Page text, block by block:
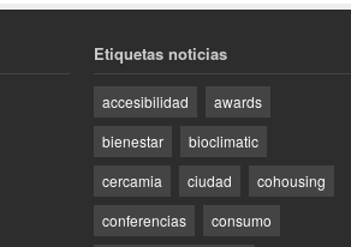
Etiquetas noticias
accesibilidad
awards
bienestar
bioclimatic
cercamia
ciudad
cohousing
conferencias
consumo